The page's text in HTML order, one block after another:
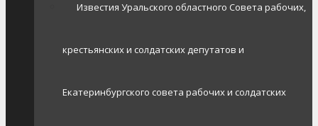
Известия Уральского областного Совета рабочих,
крестьянских и солдатских депутатов и
Екатеринбургского совета рабочих и солдатских